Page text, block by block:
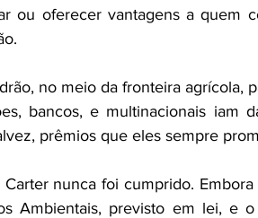
ou oferecer vantagens a quem
no meio da fronteira agrícola,
bancos, e multinacionais iam
prêmios que eles sempre
nunca foi cumprido.
Ambientais, previsto em lei, e